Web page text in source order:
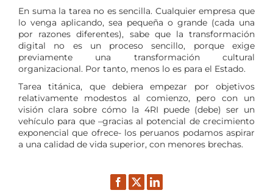
En suma la tarea no es sencilla. Cualquier empresa que
lo venga aplicando, sea pequeña o grande (cada una
por razones diferentes), sabe que la transformación
digital no es un proceso sencillo, porque exige
previamente una transformación cultural
organizacional. Por tanto, menos lo es para el Estado.
Tarea titánica, que debiera empezar por objetivos
relativamente modestos al comienzo, pero con un
visión clara sobre cómo la 4RI puede (debe) ser un
vehículo para que –gracias al potencial de crecimiento
exponencial que ofrece- los peruanos podamos aspirar
a una calidad de vida superior, con menores brechas.
Facebook
TwitterLinkedIn